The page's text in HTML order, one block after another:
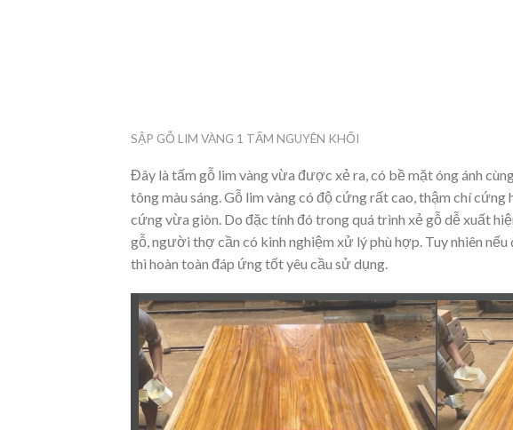
SẬP GỖ LIM VÀNG 1 TẤM NGUYÊN KHỐI
Đây là tấm gỗ lim vàng vừa được xẻ ra, có bề mặt óng ánh
tông màu sáng. Gỗ lim vàng có độ cứng rất cao, thậm chí
cứng vừa giòn. Do đặc tính đó trong quá trình xẻ gỗ dễ xuất
gỗ, người thợ cần có kinh nghiệm xử lý phù hợp. Tuy nhiên
thì hoàn toàn đáp ứng tốt yêu cầu sử dụng.